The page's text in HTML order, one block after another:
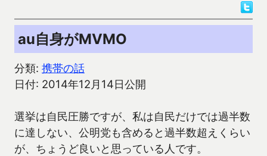
au自身がMVMO
分類: 携帯の話
日付: 2014年12月14日公開
選挙は自民圧勝ですが、私は自民だけでは過半数
に達しない、公明党も含めると過半数超えくらい
が、ちょうど良いと思っている人です。